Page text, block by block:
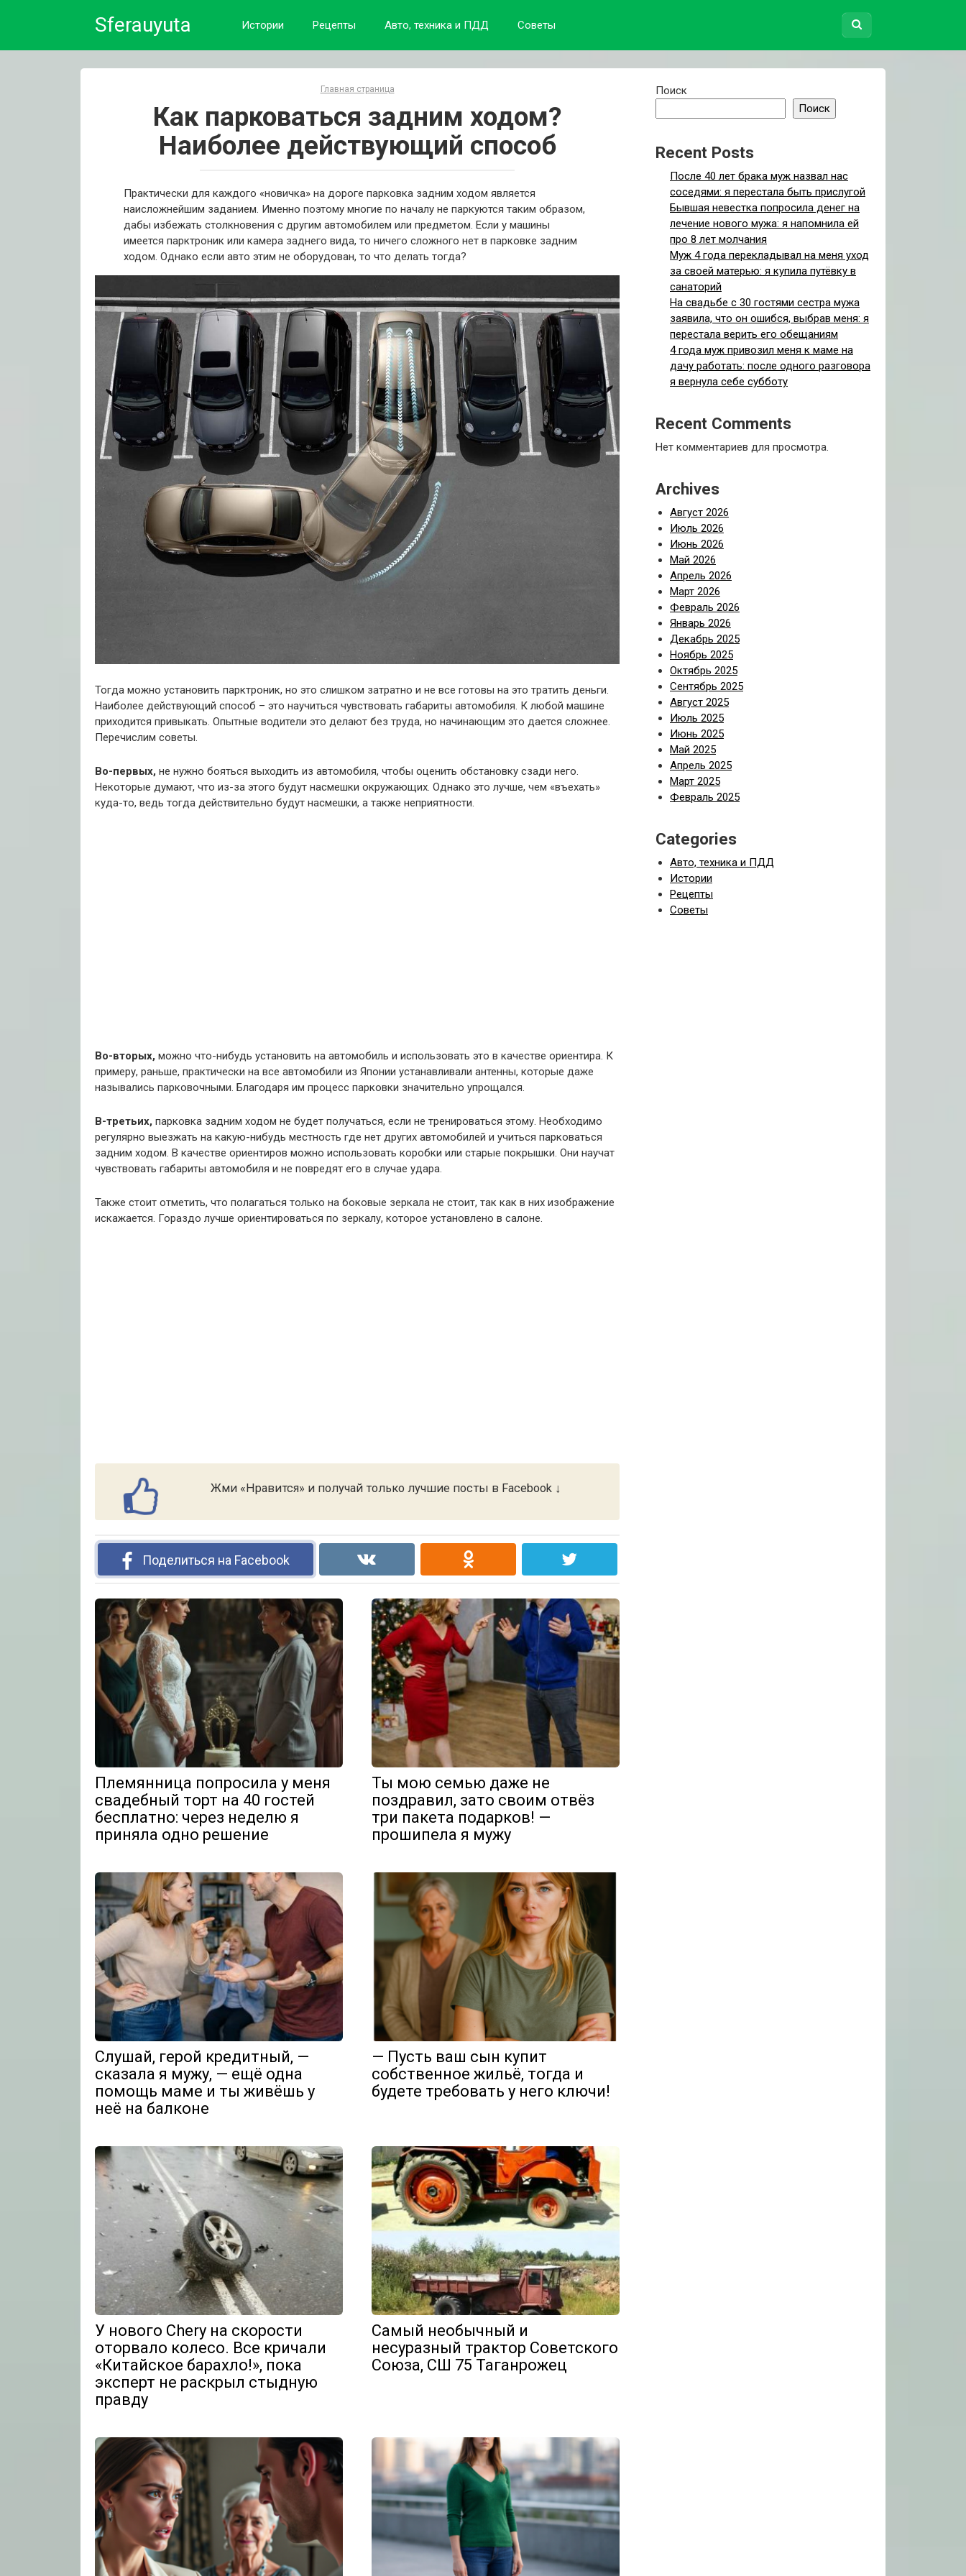
Sferauyuta Истории Рецепты Авто, техника и ПДД Советы
Главная страница
Как парковаться задним ходом?
Наиболее действующий способ
Практически для каждого «новичка» на дороге парковка задним ходом является
наисложнейшим заданием. Именно поэтому многие по началу не паркуются таким образом,
дабы избежать столкновения с другим автомобилем или предметом. Если у машины
имеется парктроник или камера заднего вида, то ничего сложного нет в парковке задним
ходом. Однако если авто этим не оборудован, то что делать тогда?
Тогда можно установить парктроник, но это слишком затратно и не все готовы на это тратить деньги.
Наиболее действующий способ – это научиться чувствовать габариты автомобиля. К любой машине
приходится привыкать. Опытные водители это делают без труда, но начинающим это дается сложнее.
Перечислим советы.
Во-первых, не нужно бояться выходить из автомобиля, чтобы оценить обстановку сзади него.
Некоторые думают, что из-за этого будут насмешки окружающих. Однако это лучше, чем «въехать»
куда-то, ведь тогда действительно будут насмешки, а также неприятности.
Во-вторых, можно что-нибудь установить на автомобиль и использовать это в качестве ориентира. К
примеру, раньше, практически на все автомобили из Японии устанавливали антенны, которые даже
назывались парковочными. Благодаря им процесс парковки значительно упрощался.
В-третьих, парковка задним ходом не будет получаться, если не тренироваться этому. Необходимо
регулярно выезжать на какую-нибудь местность где нет других автомобилей и учиться парковаться
задним ходом. В качестве ориентиров можно использовать коробки или старые покрышки. Они научат
чувствовать габариты автомобиля и не повредят его в случае удара.
Также стоит отметить, что полагаться только на боковые зеркала не стоит, так как в них изображение
искажается. Гораздо лучше ориентироваться по зеркалу, которое установлено в салоне.
Жми «Нравится» и получай только лучшие посты в Facebook ↓
Поделиться на Facebook
Племянница попросила у меня
свадебный торт на 40 гостей
бесплатно: через неделю я
приняла одно решение
Ты мою семью даже не
поздравил, зато своим отвёз
три пакета подарков! —
прошипела я мужу
Слушай, герой кредитный, —
сказала я мужу, — ещё одна
помощь маме и ты живёшь у
неё на балконе
— Пусть ваш сын купит
собственное жильё, тогда и
будете требовать у него ключи!
У нового Chery на скорости
оторвало колесо. Все кричали
«Китайское барахло!», пока
эксперт не раскрыл стыдную
правду
Самый необычный и
несуразный трактор Советского
Союза, СШ 75 Таганрожец
Поиск
Поиск
Recent Posts
После 40 лет брака муж назвал нас
соседями: я перестала быть прислугой
Бывшая невестка попросила денег на
лечение нового мужа: я напомнила ей
про 8 лет молчания
Муж 4 года перекладывал на меня уход
за своей матерью: я купила путёвку в
санаторий
На свадьбе с 30 гостями сестра мужа
заявила, что он ошибся, выбрав меня: я
перестала верить его обещаниям
4 года муж привозил меня к маме на
дачу работать: после одного разговора
я вернула себе субботу
Recent Comments
Нет комментариев для просмотра.
Archives
Август 2026
Июль 2026
Июнь 2026
Май 2026
Апрель 2026
Март 2026
Февраль 2026
Январь 2026
Декабрь 2025
Ноябрь 2025
Октябрь 2025
Сентябрь 2025
Август 2025
Июль 2025
Июнь 2025
Май 2025
Апрель 2025
Март 2025
Февраль 2025
Categories
Авто, техника и ПДД
Истории
Рецепты
Советы